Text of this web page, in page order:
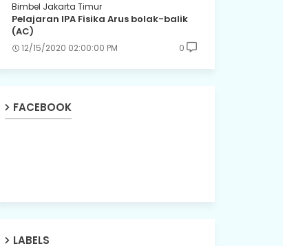
Bimbel Jakarta Timur
Pelajaran IPA Fisika Arus bolak-balik
(AC)
12/15/2020 02:00:00 PM 0
FACEBOOK
LABELS